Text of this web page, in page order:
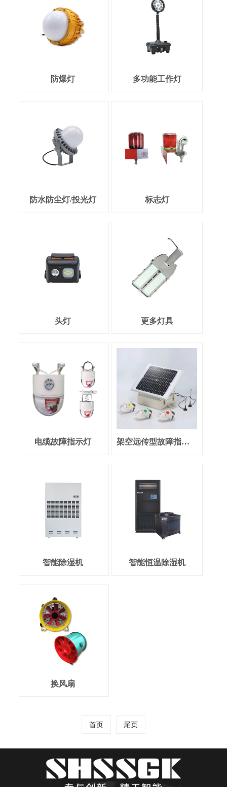
防爆灯 多功能工作灯
防水防尘灯/投光灯 标志灯
头灯 更多灯具
电缆故障指示灯 架空远传型故障指示灯
智能除湿机 智能恒温除湿机
换风扇
首页 尾页